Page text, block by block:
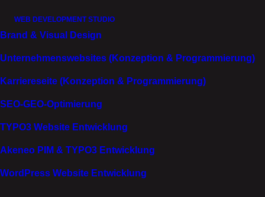
WEB DEVELOPMENT STUDIO
Brand & Visual Design
Unternehmenswebsites (Konzeption & Programmierung)
Karriereseite (Konzeption & Programmierung)
SEO-GEO-Optimierung
TYPO3 Website Entwicklung
Akeneo PIM & TYPO3 Entwicklung
WordPress Website Entwicklung
bereit. Eine, in der eure Teams produktiv mit KI
arbeiten können. Ohne Datenleck. Ohne
genau das: DSGVO-konforme KI-Umgebungen, in
denen Daten geschützt bleiben. In denen